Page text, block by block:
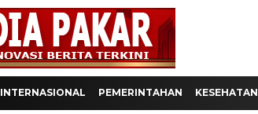
INTERNASIONAL PEMERINTAHAN KESEHATAN